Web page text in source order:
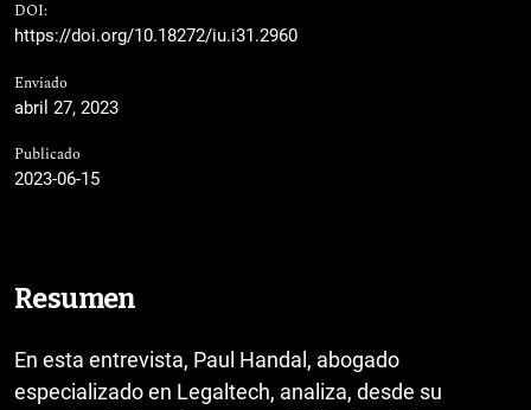
DOI:
https://doi.org/10.18272/iu.i31.2960
Enviado
abril 27, 2023
Publicado
2023-06-15
Resumen
En esta entrevista, Paul Handal, abogado
especializado en Legaltech, analiza, desde su